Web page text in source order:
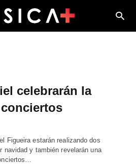
celebrarán la
Figueira estarán realizando dos
navidad y también revelarán una